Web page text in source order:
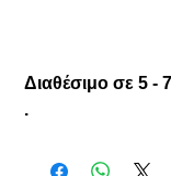
Διαθέσιμο σε 5 -
.